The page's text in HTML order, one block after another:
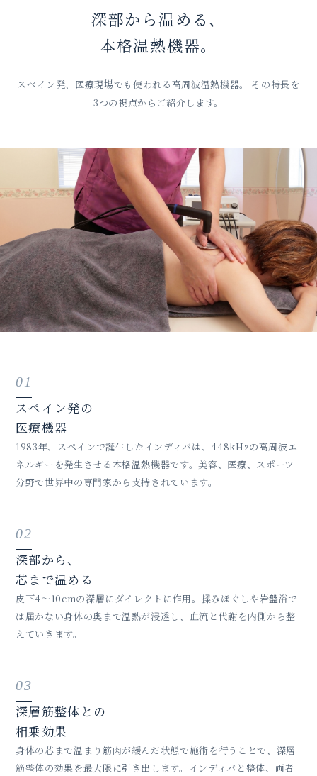
深部から温める、
本格温熱機器。
スペイン発、医療現場でも使われる高周波温熱機器。
その特長を
3つの視点からご紹介します。
01
スペイン発の
医療機器
1983年、スペインで誕生したインディバは、448kHzの高周波エ
ネルギーを発生させる本格温熱機器です。美容、医療、スポーツ
分野で世界中の専門家から支持されています。
02
深部から、
芯まで温める
皮下4〜10cmの深層にダイレクトに作用。揉みほぐしや岩盤浴で
は届かない身体の奥まで温熱が浸透し、血流と代謝を内側から整
えていきます。
03
深層筋整体との
相乗効果
身体の芯まで温まり筋肉が緩んだ状態で施術を行うことで、深層
筋整体の効果を最大限に引き出します。インディバと整体、両者